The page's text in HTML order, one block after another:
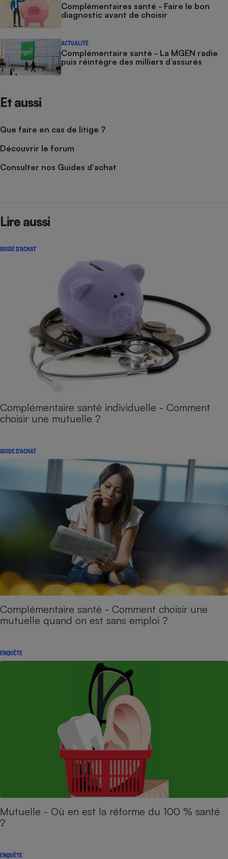
Complémentaires santé - Faire le bon
diagnostic avant de choisir
ACTUALITÉ
Complémentaire santé - La MGEN radie
puis réintègre des milliers d’assurés
Et aussi
Que faire en cas de litige ?
Découvrir le forum
Consulter nos Guides d'achat
Lire aussi
GUIDE D'ACHAT
Complémentaire santé individuelle - Comment
choisir une mutuelle ?
GUIDE D'ACHAT
Complémentaire santé - Comment choisir une
mutuelle quand on est sans emploi ?
ENQUÊTE
Mutuelle - Où en est la réforme du 100 % santé
?
ENQUÊTE